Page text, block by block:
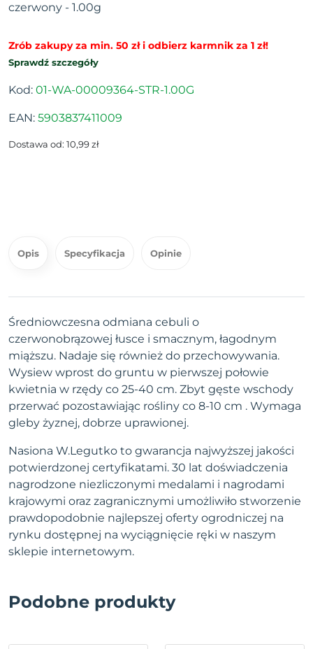
czerwony - 1.00g
Zrób zakupy za min. 50 zł i odbierz karmnik za 1 zł!
Sprawdź szczegóły
Kod: 01-WA-00009364-STR-1.00G
EAN: 5903837411009
Dostawa od: 10,99 zł
Opis Specyfikacja Opinie
Średniowczesna odmiana cebuli o
czerwonobrązowej łusce i smacznym, łagodnym
miąższu. Nadaje się również do przechowywania.
Wysiew wprost do gruntu w pierwszej połowie
kwietnia w rzędy co 25-40 cm. Zbyt gęste wschody
przerwać pozostawiając rośliny co 8-10 cm . Wymaga
gleby żyznej, dobrze uprawionej.
Nasiona W.Legutko to gwarancja najwyższej jakości
potwierdzonej certyfikatami. 30 lat doświadczenia
nagrodzone niezliczonymi medalami i nagrodami
krajowymi oraz zagranicznymi umożliwiło stworzenie
prawdopodobnie najlepszej oferty ogrodniczej na
rynku dostępnej na wyciągnięcie ręki w naszym
sklepie internetowym.
Podobne produkty